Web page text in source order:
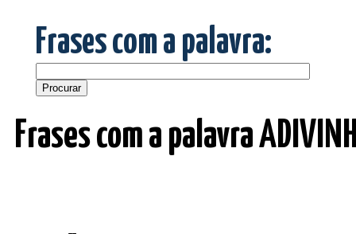
Frases com a palavra:
Frases com a palavra